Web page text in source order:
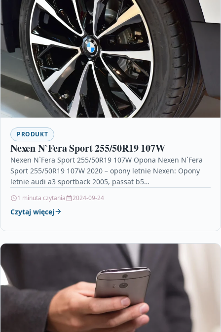
PRODUKT
Nexen N`Fera Sport 255/50R19 107W
Nexen N`Fera Sport 255/50R19 107W Opona Nexen N`Fera
Sport 255/50R19 107W 2020 – opony letnie Nexen: Opony
letnie audi a3 sportback 2005, passat b5…
1 minuta czytania 2024-09-24
Czytaj więcej